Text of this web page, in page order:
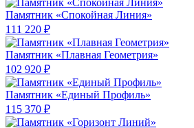
Памятник «Спокойная Линия»
111 220 ₽
Памятник «Плавная Геометрия»
102 920 ₽
Памятник «Единый Профиль»
115 370 ₽